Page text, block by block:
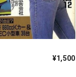
¥1,500